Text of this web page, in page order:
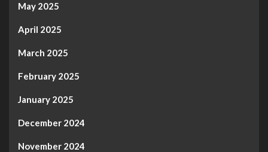
May 2025
April 2025
March 2025
February 2025
January 2025
December 2024
November 2024